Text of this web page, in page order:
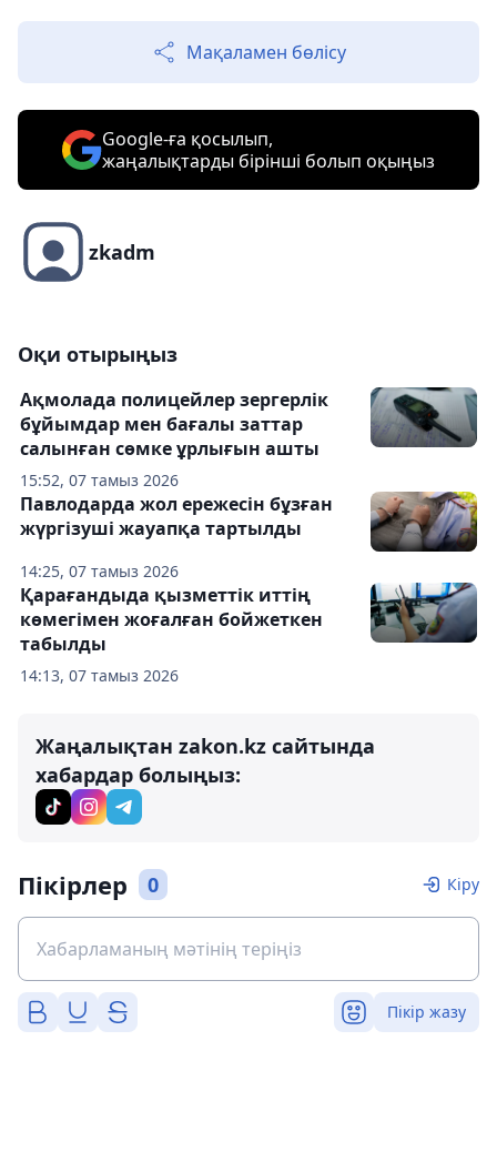
Мақаламен бөлісу
Google-ға қосылып,
жаңалықтарды бірінші болып оқыңыз
zkadm
Оқи отырыңыз
15:52, 07 тамыз 2026
Ақмолада полицейлер зергерлік
бұйымдар мен бағалы заттар
салынған сөмке ұрлығын ашты
14:25, 07 тамыз 2026
Павлодарда жол ережесін бұзған
жүргізуші жауапқа тартылды
14:13, 07 тамыз 2026
Қарағандыда қызметтік иттің
көмегімен жоғалған бойжеткен
табылды
Жаңалықтан zakon.kz сайтында
хабардар болыңыз:
Пікірлер 0 Кіру
Пікір жазу